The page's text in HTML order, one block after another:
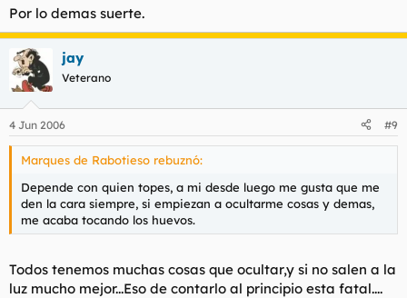
Por lo demas suerte.
jay
Veterano
4 Jun 2006 #9
Marques de Rabotieso rebuznó:
Depende con quien topes, a mi desde luego me gusta que me
den la cara siempre, si empiezan a ocultarme cosas y demas,
me acaba tocando los huevos.
Todos tenemos muchas cosas que ocultar,y si no salen a la
luz mucho mejor...Eso de contarlo al principio esta fatal....